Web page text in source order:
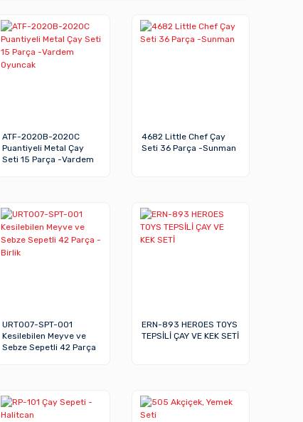
ATF-2020B-2020C
Puantiyeli Metal Çay
Seti 15 Parça -Vardem
4682 Little Chef Çay
Seti 36 Parça -Sunman
URT007-SPT-001
Kesilebilen Meyve ve
Sebze Sepetli 42 Parça
ERN-893 HEROES TOYS
TEPSİLİ ÇAY VE KEK SETİ